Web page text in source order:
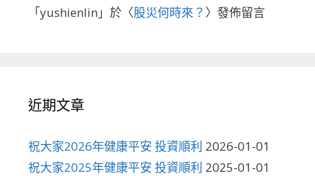
「yushienlin 」於〈股災何時來？ 〉發佈留言
近期文章
祝大家2026年健康平安 投資順利 2026-01-01
祝大家2025年健康平安 投資順利 2025-01-01